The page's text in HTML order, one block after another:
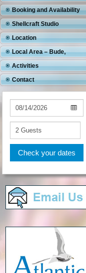
Booking and Availability
Shellcraft Studio
Location
Local Area – Bude,
Cornwall
Activities
Contact
Check your dates